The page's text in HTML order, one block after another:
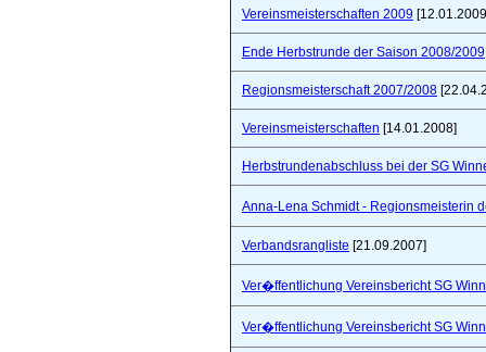
Vereinsmeisterschaften 2009
Ende Herbstrunde der Saison 2008/2009
Regionsmeisterschaft 2007/2008
Vereinsmeisterschaften [14.01.2008]
Herbstrundenabschluss bei der SG
Anna-Lena Schmidt - Regionsmeisterin
Verbandsrangliste [21.09.2007]
Ver�ffentlichung Vereinsbericht SG
Ver�ffentlichung Vereinsbericht SG